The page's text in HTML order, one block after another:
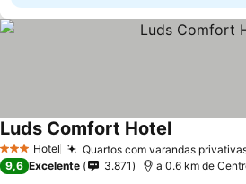
3 EstrelasHotel Quartos com varandas
Luds Comfort Hotel
9,6 Excelente 3.871 a 0.6 km de